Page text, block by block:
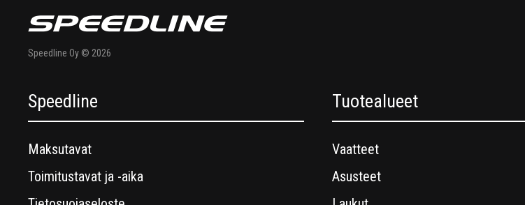
Speedline Oy © 2026
Speedline
Maksutavat
Toimitustavat ja -aika
Tuotealueet
Vaatteet
Asusteet